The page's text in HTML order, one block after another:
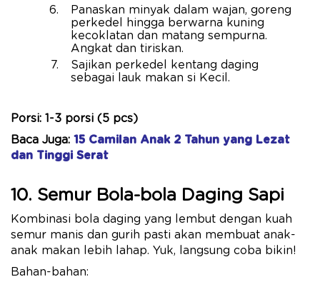
Panaskan minyak dalam wajan, goreng
perkedel hingga berwarna kuning
kecoklatan dan matang sempurna.
Angkat dan tiriskan.
Sajikan perkedel kentang daging
sebagai lauk makan si Kecil.
Porsi: 1-3 porsi (5 pcs)
Baca Juga: 15 Camilan Anak 2 Tahun yang Lezat
dan Tinggi Serat
10. Semur Bola-bola Daging Sapi
Kombinasi bola daging yang lembut dengan kuah
semur manis dan gurih pasti akan membuat anak-
anak makan lebih lahap. Yuk, langsung coba bikin!
Bahan-bahan: